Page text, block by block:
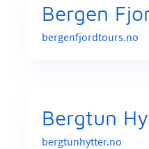
Bergen
bergenfjordtours.no
Bergtun
bergtunhytter.no